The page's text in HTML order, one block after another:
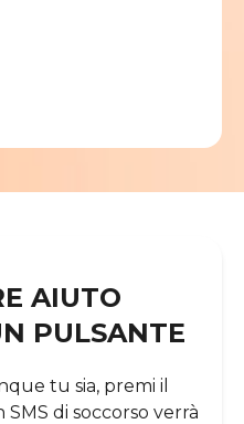
AIUTO
PULSANTE
tu sia, premi il
di soccorso verrà